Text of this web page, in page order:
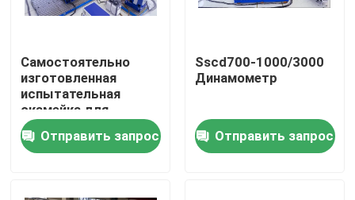
Случаи
Силомер вращающего момента
Самостоятельно
изготовленная
испытательная
скамейка для
измерения
производительности
оси
Отправить запрос
Sscd700-1000/3000
Динамометр
Отправить запрос